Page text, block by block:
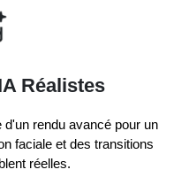
Réalistes
d'un rendu avancé pour un
faciale et des transitions
réelles.